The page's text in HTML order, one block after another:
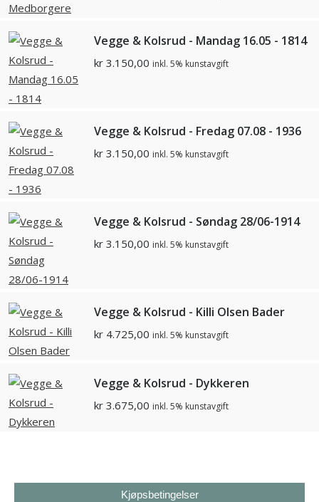
Vegge & Kolsrud - Mandag 16.05 - 1814
kr 3.150,00 inkl. 5% kunstavgift
Vegge & Kolsrud - Fredag 07.08 - 1936
kr 3.150,00 inkl. 5% kunstavgift
Vegge & Kolsrud - Søndag 28/06-1914
kr 3.150,00 inkl. 5% kunstavgift
Vegge & Kolsrud - Killi Olsen Bader
kr 4.725,00 inkl. 5% kunstavgift
Vegge & Kolsrud - Dykkeren
kr 3.675,00 inkl. 5% kunstavgift
Kjøpsbetingelser